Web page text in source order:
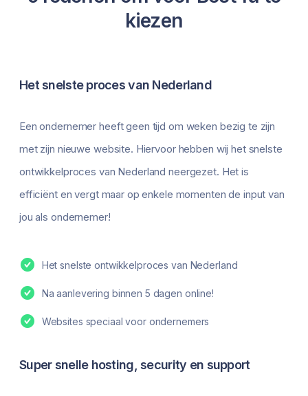
kiezen
Het snelste proces van Nederland
Een ondernemer heeft geen tijd om weken bezig te zijn
met zijn nieuwe website. Hiervoor hebben wij het snelste
ontwikkelproces van Nederland neergezet. Het is
efficiënt en vergt maar op enkele momenten de input van
jou als ondernemer!
Het snelste ontwikkelproces van Nederland
Na aanlevering binnen 5 dagen online!
Websites speciaal voor ondernemers
Super snelle hosting, security en support